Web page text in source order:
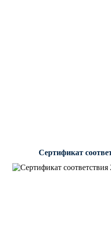
Сертификат